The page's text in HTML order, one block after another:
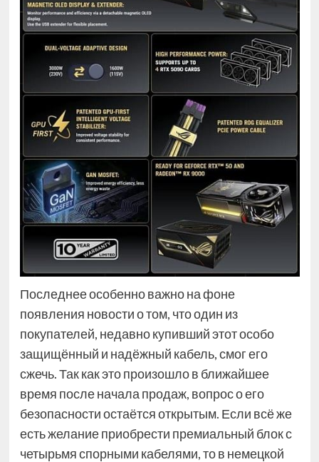
Последнее особенно важно на фоне
появления новости о том, что один из
покупателей, недавно купивший этот особо
защищённый и надёжный кабель, смог его
сжечь. Так как это произошло в ближайшее
время после начала продаж, вопрос о его
безопасности остаётся открытым. Если всё же
есть желание приобрести премиальный блок с
четырьмя спорными кабелями, то в немецкой